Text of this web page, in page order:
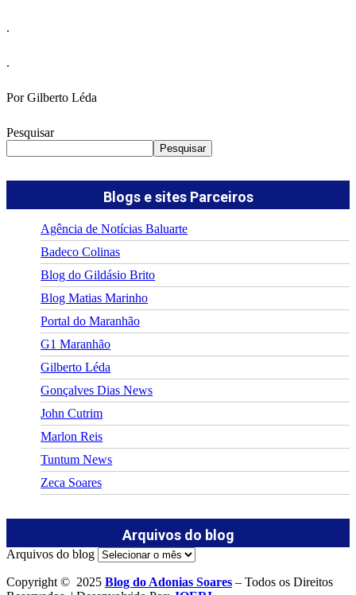
.
.
Por Gilberto Léda
Pesquisar
Pesquisar
Blogs e sites Parceiros
Agência de Notícias Baluarte
Badeco Colinas
Blog do Gildásio Brito
Blog Matias Marinho
Portal do Maranhão
G1 Maranhão
Gilberto Léda
Gonçalves Dias News
John Cutrim
Marlon Reis
Tuntum News
Zeca Soares
Arquivos do blog
Arquivos do blog
Copyright © 2025 Blog do Adonias Soares – Todos os Direitos